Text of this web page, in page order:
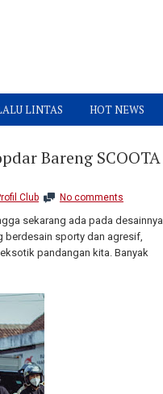
LINTAS HOT NEWS
Bareng SCOOTA
Club No comments
sekarang ada pada desainnya
berdesain sporty dan agresif,
pandangan kita. Banyak